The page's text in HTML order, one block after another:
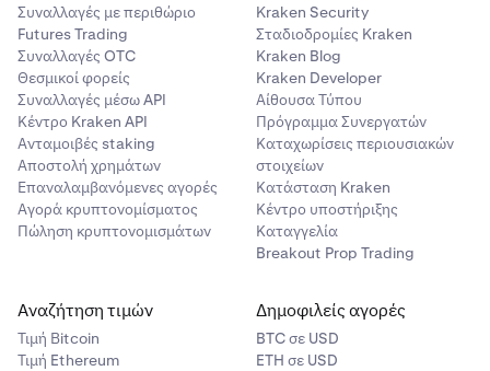
Συναλλαγές με περιθώριο
Futures Trading
Συναλλαγές OTC
Θεσμικοί φορείς
Συναλλαγές μέσω API
Κέντρο Kraken API
Ανταμοιβές staking
Αποστολή χρημάτων
Επαναλαμβανόμενες αγορές
Αγορά κρυπτονομίσματος
Πώληση κρυπτονομισμάτων
Kraken Security
Σταδιοδρομίες Kraken
Kraken Blog
Kraken Developer
Αίθουσα Τύπου
Πρόγραμμα Συνεργατών
Καταχωρίσεις περιουσιακών
στοιχείων
Κατάσταση Kraken
Κέντρο υποστήριξης
Καταγγελία
Breakout Prop Trading
Αναζήτηση τιμών
Τιμή Βitcoin
Τιμή Ethereum
Δημοφιλείς αγορές
BTC σε USD
ETH σε USD